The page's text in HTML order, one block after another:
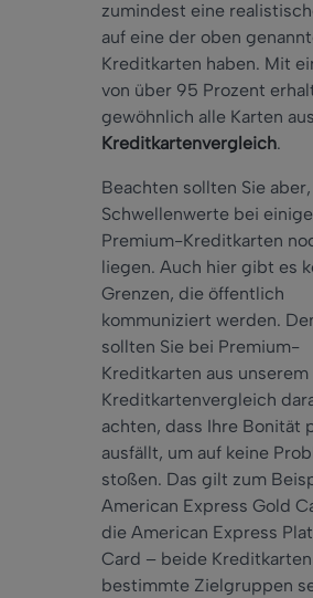
zumindest eine
auf eine der oben
Kreditkarten haben. Mit
von über 95 Prozent
gewöhnlich alle Karten
Kreditkartenvergleich.
Beachten sollten Sie
Schwellenwerte bei
Premium-Kreditkarten
liegen. Auch hier gibt es
Grenzen, die öffentlich
kommuniziert werden.
sollten Sie bei Premium-
Kreditkarten aus unserem
Kreditkartenvergleich
achten, dass Ihre Bonität
ausfällt, um auf keine
stoßen. Das gilt zum
American Express Gold
die American Express
Card – beide
bestimmte Zielgruppen